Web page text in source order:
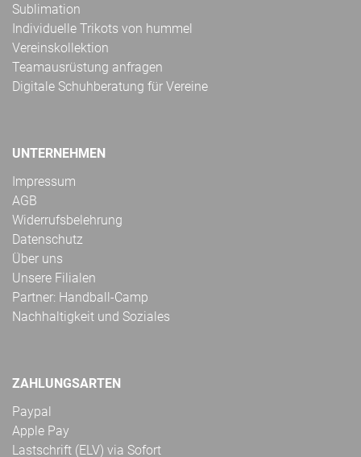
Sublimation
Individuelle Trikots von hummel
Vereinskollektion
Teamausrüstung anfragen
Digitale Schuhberatung für Vereine
UNTERNEHMEN
Impressum
AGB
Widerrufsbelehrung
Datenschutz
Über uns
Unsere Filialen
Partner: Handball-Camp
Nachhaltigkeit und Soziales
ZAHLUNGSARTEN
Paypal
Apple Pay
Lastschrift (ELV) via Sofort